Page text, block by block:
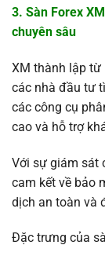
3. Sàn Forex
chuyên sâu
XM thành lập từ
các nhà đầu tư
các công cụ
cao và hỗ trợ
Với sự giám sát
cam kết về bảo
dịch an toàn và
Đặc trưng của